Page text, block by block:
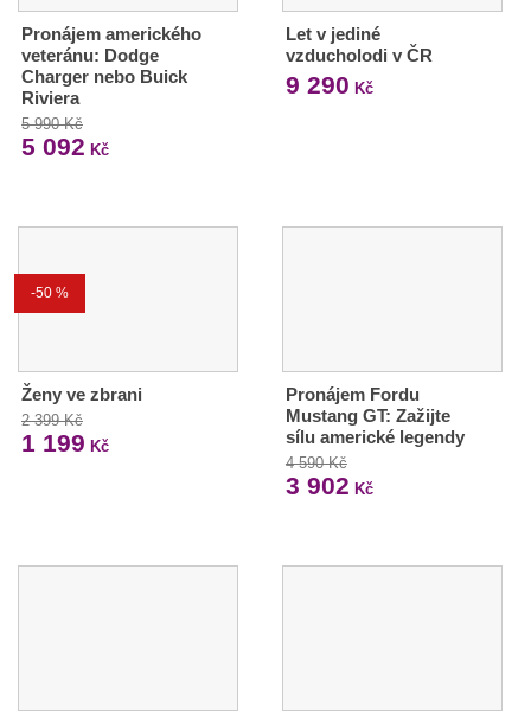
Pronájem amerického
veteránu: Dodge
Charger nebo Buick
Riviera
5 990 Kč
5 092 Kč
Let v jediné
vzducholodi v ČR
9 290 Kč
-50 %
Ženy ve zbrani
2 399 Kč
1 199 Kč
Pronájem Fordu
Mustang GT: Zažijte
sílu americké legendy
4 590 Kč
3 902 Kč